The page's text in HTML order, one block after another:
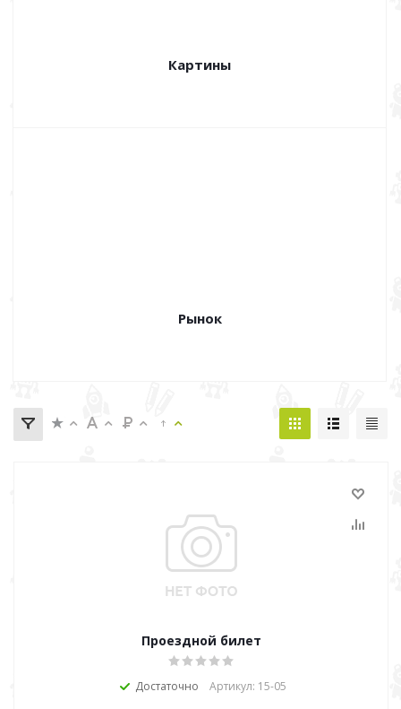
Картины
Рынок
Проездной билет
Достаточно Артикул: 15-05